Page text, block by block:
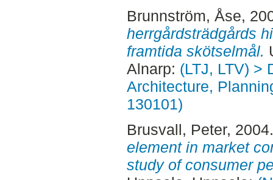
Brunnström, Åse,
herrgårdsträdgårds
framtida skötselmål.
Alnarp: (LTJ, LTV) >
Architecture,
130101)
Brusvall, Peter,
element in market
study of consumer